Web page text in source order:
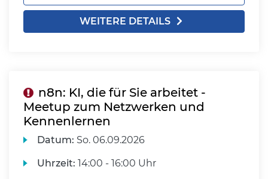
WEITERE DETAILS
n8n: KI, die für Sie arbeitet -
Meetup zum Netzwerken und
Kennenlernen
Datum: So. 06.09.2026
Uhrzeit: 14:00 - 16:00 Uhr